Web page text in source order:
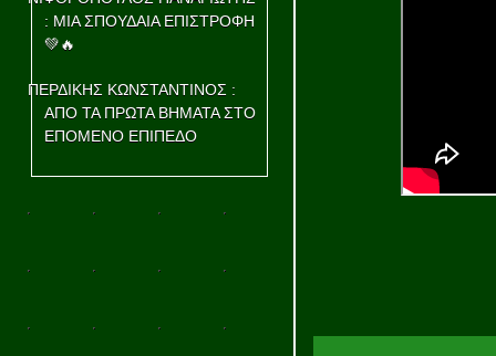
: ΜΙΑ ΣΠΟΥΔΑΙΑ ΕΠΙΣΤΡΟΦΗ
💚🔥
ΠΕΡΔΙΚΗΣ ΚΩΝΣΤΑΝΤΙΝΟΣ :
ΑΠΟ ΤΑ ΠΡΩΤΑ ΒΗΜΑΤΑ ΣΤΟ
ΕΠΟΜΕΝΟ ΕΠΙΠΕΔΟ